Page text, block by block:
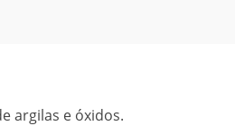
argilas e óxidos.